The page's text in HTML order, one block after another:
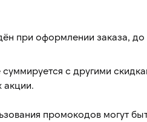
при оформлении заказа, до
с другими
акции.
промокодов могут